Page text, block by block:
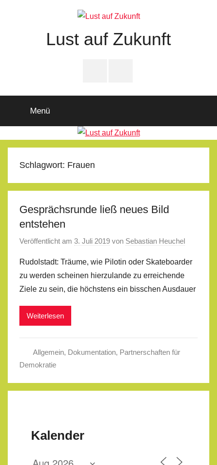
Lust auf Zukunft
Menü
Schlagwort: Frauen
Gesprächsrunde ließ neues Bild
entstehen
Veröffentlicht am 3. Juli 2019 von Sebastian Heuchel
Rudolstadt: Träume, wie Pilotin oder Skateboarder
zu werden scheinen hierzulande zu erreichende
Ziele zu sein, die höchstens ein bisschen Ausdauer
Weiterlesen
Allgemein, Dokumentation, Partnerschaften für
Demokratie
Kalender